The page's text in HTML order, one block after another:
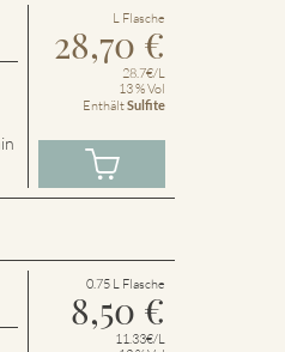
L Flasche
28,70 €
28.7€/L
13 % Vol
EnthältSulfite
0.75 L Flasche
8,50 €
11.33€/L